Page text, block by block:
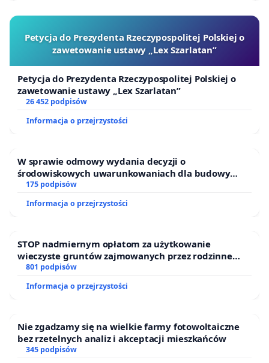
Petycja do Prezydenta Rzeczypospolitej Polskiej o
zawetowanie ustawy „Lex Szarlatan”
Petycja do Prezydenta Rzeczypospolitej Polskiej o
zawetowanie ustawy „Lex Szarlatan”
26 452 podpisów
Informacja o przejrzystości
W sprawie odmowy wydania decyzji o
środowiskowych uwarunkowaniach dla budowy
zakładu wytwarzania biometanu „Krynki” w
Ostrowiu Południowym oraz ochrony mieszkańców i
Puszczy Knyszyńskiej
175 podpisów
Informacja o przejrzystości
STOP nadmiernym opłatom za użytkowanie
wieczyste gruntów zajmowanych przez rodzinne
ogrody działkowe.
801 podpisów
Informacja o przejrzystości
Nie zgadzamy się na wielkie farmy fotowoltaiczne
bez rzetelnych analiz i akceptacji mieszkańców
345 podpisów